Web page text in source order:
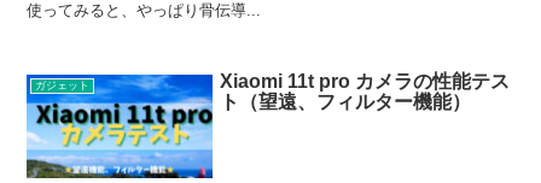
使ってみると、やっぱり骨伝導...
ガジェット
Xiaomi 11t pro カメラの性能テス
ト（望遠、フィルター機能）